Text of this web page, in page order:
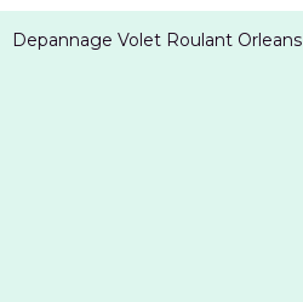
Depannage Volet Roulant Orleans